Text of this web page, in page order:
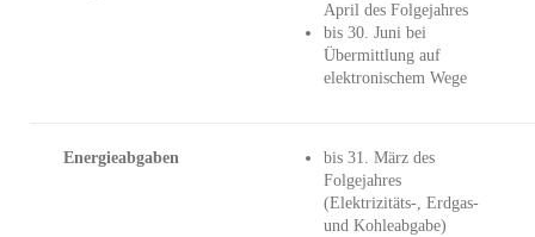
April des Folgejahres
bis 30. Juni bei
Übermittlung auf
elektronischem Wege
Energieabgaben
bis 31. März des
Folgejahres
(Elektrizitäts-, Erdgas-
und Kohleabgabe)